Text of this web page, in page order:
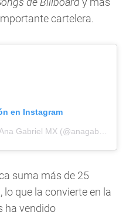
cartelera.
en Instagram
Una publicación compartida de Ana Gabriel MX (@anagabriel_mexico)
suma más de 25
que la convierte en la
ha vendido